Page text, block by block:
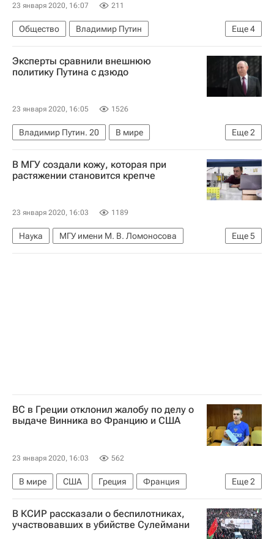
23 января 2020, 16:07 211
Еще4
Общество
Владимир Путин
Московский областной суд
Татьяна Москалькова
Наама Иссахар
Эксперты сравнили внешнюю
политику Путина с дзюдо
23 января 2020, 16:05 1526
Еще2
Владимир Путин. 20
В мире
Владимир Путин
Россия
В МГУ создали кожу, которая при
растяжении становится крепче
23 января 2020, 16:03 1189
Еще5
Наука
МГУ имени М. В. Ломоносова
Открытия - РИА Наука
Здоровье
Химия
ВС в Греции отклонил жалобу по делу о
выдаче Винника во Францию и США
23 января 2020, 16:03 562
Еще2
В мире США Греция
Франция
Александр Винник
Дело Александра Винника
В КСИР рассказали о беспилотниках,
участвовавших в убийстве Сулеймани